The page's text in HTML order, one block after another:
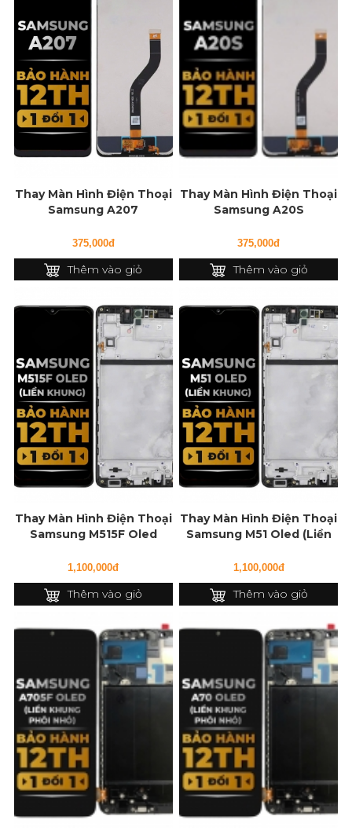
Thay Màn Hình Điện Thoại
Samsung A207
375,000đ
Thêm vào giỏ
Thay Màn Hình Điện Thoại
Samsung A20S
375,000đ
Thêm vào giỏ
Thay Màn Hình Điện Thoại
Samsung M515F Oled
1,100,000đ
Thêm vào giỏ
Thay Màn Hình Điện Thoại
Samsung M51 Oled (Liền
1,100,000đ
Thêm vào giỏ